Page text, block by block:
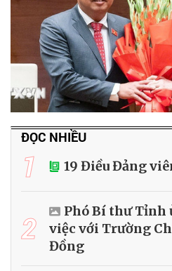
ĐỌC NHIỀU
1 19 Điều Đảng
2
Phó Bí thư Tỉnh
việc với Trường
Đồng